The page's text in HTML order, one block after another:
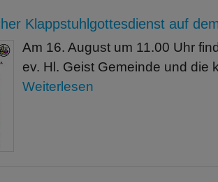
Klappstuhlgottesdienst auf
Am 16. August um 11.00 Uhr
ev. Hl. Geist Gemeinde und die
Weiterlesen